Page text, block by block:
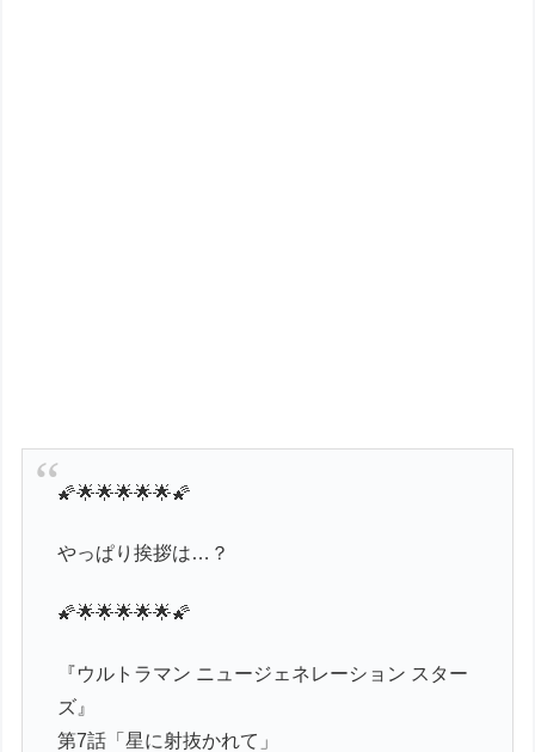
🌠🌟🌟🌟🌟🌟🌠
やっぱり挨拶は…？
🌠🌟🌟🌟🌟🌟🌠
『ウルトラマン ニュージェネレーション スター
ズ』
第7話「星に射抜かれて」